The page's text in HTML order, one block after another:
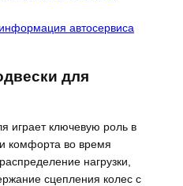
автосервиса
для
играет ключевую роль в
комфорта во время
нагрузки,
сцепления колес с